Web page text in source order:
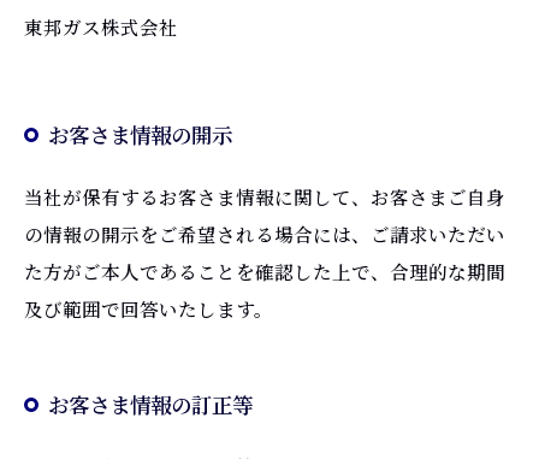
東邦ガス株式会社
お客さま情報の開示
当社が保有するお客さま情報に関して、お客さまご自身
の情報の開示をご希望される場合には、ご請求いただい
た方がご本人であることを確認した上で、合理的な期間
及び範囲で回答いたします。
お客さま情報の訂正等